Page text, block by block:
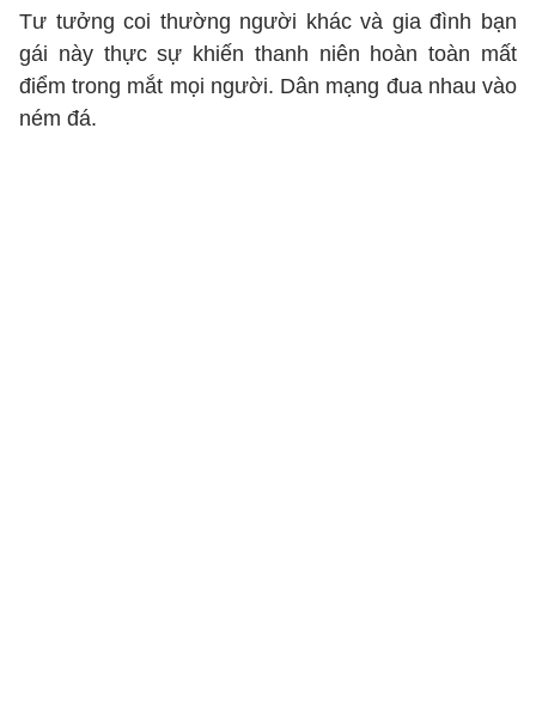
Tư tưởng coi thường người khác và gia đình bạn
gái này thực sự khiến thanh niên hoàn toàn mất
điểm trong mắt mọi người. Dân mạng đua nhau vào
ném đá.